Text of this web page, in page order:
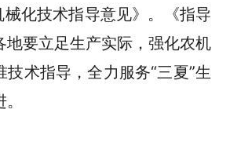
械化技术指导意见》。《指导
地要立足生产实际，强化农机
技术指导，全力服务“三夏”生